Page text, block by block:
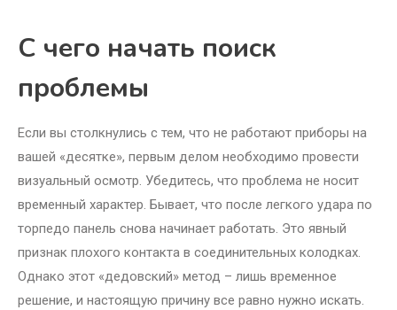
С чего начать поиск
проблемы
Если вы столкнулись с тем, что не работают приборы на
вашей «десятке», первым делом необходимо провести
визуальный осмотр. Убедитесь, что проблема не носит
временный характер. Бывает, что после легкого удара по
торпедо панель снова начинает работать. Это явный
признак плохого контакта в соединительных колодках.
Однако этот «дедовский» метод – лишь временное
решение, и настоящую причину все равно нужно искать.